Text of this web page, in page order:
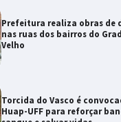
Prefeitura realiza obras de
nas ruas dos bairros do
Velho
Torcida do Vasco é
Huap-UFF para reforçar